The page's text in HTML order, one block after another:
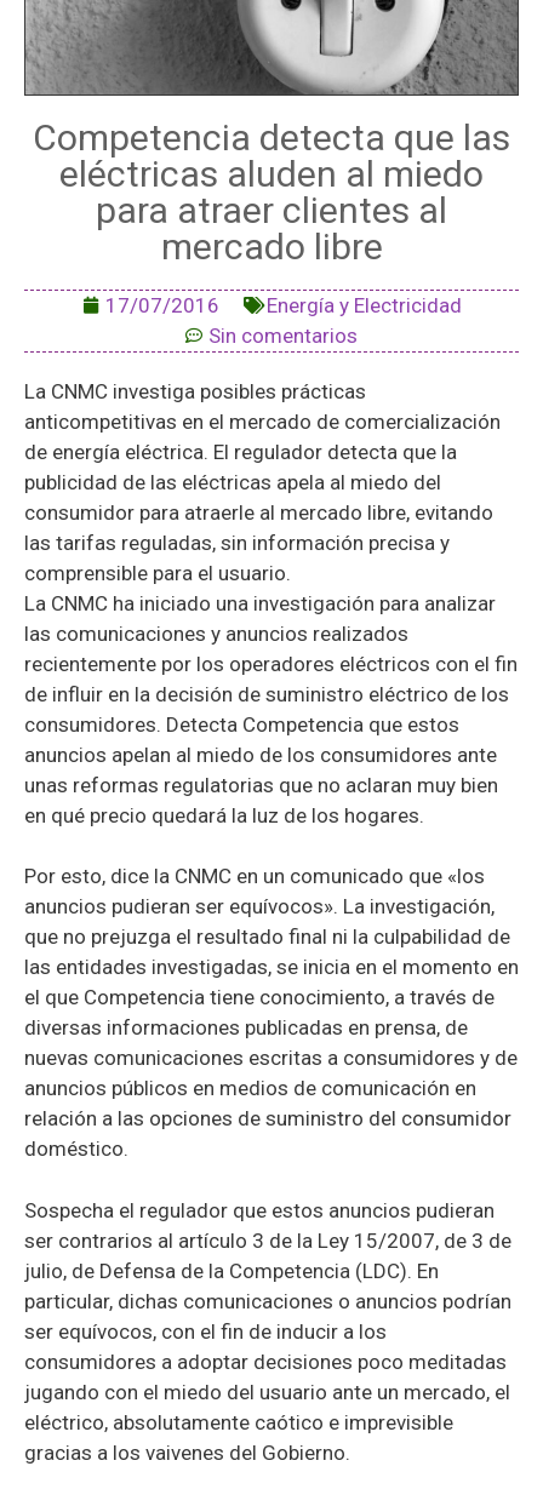
Competencia detecta que las
eléctricas aluden al miedo
para atraer clientes al
mercado libre
17/07/2016
Energía y Electricidad
Sin comentarios
La CNMC investiga posibles prácticas
anticompetitivas en el mercado de comercialización
de energía eléctrica. El regulador detecta que la
publicidad de las eléctricas apela al miedo del
consumidor para atraerle al mercado libre, evitando
las tarifas reguladas, sin información precisa y
comprensible para el usuario.
La CNMC ha iniciado una investigación para analizar
las comunicaciones y anuncios realizados
recientemente por los operadores eléctricos con el fin
de influir en la decisión de suministro eléctrico de los
consumidores. Detecta Competencia que estos
anuncios apelan al miedo de los consumidores ante
unas reformas regulatorias que no aclaran muy bien
en qué precio quedará la luz de los hogares.
Por esto, dice la CNMC en un comunicado que «los
anuncios pudieran ser equívocos». La investigación,
que no prejuzga el resultado final ni la culpabilidad de
las entidades investigadas, se inicia en el momento en
el que Competencia tiene conocimiento, a través de
diversas informaciones publicadas en prensa, de
nuevas comunicaciones escritas a consumidores y de
anuncios públicos en medios de comunicación en
relación a las opciones de suministro del consumidor
doméstico.
Sospecha el regulador que estos anuncios pudieran
ser contrarios al artículo 3 de la Ley 15/2007, de 3 de
julio, de Defensa de la Competencia (LDC). En
particular, dichas comunicaciones o anuncios podrían
ser equívocos, con el fin de inducir a los
consumidores a adoptar decisiones poco meditadas
jugando con el miedo del usuario ante un mercado, el
eléctrico, absolutamente caótico e imprevisible
gracias a los vaivenes del Gobierno.